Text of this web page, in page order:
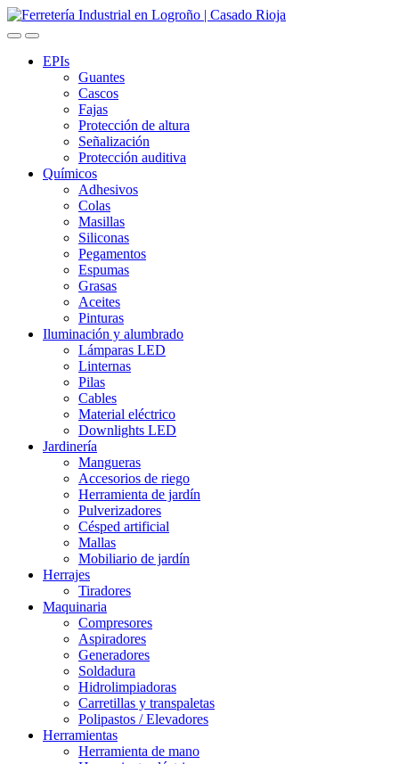
Skip
to
Skip
to
EPIs
Guantes
Cascos
Fajas
Protección de altura
Señalización
Protección auditiva
Químicos
Adhesivos
Colas
Masillas
Siliconas
Pegamentos
Espumas
Grasas
Aceites
Pinturas
Iluminación y alumbrado
Lámparas LED
Linternas
Pilas
Cables
Material eléctrico
Downlights LED
Jardinería
Mangueras
Accesorios de riego
Herramienta de jardín
Pulverizadores
Césped artificial
Mallas
Mobiliario de jardín
Herrajes
Tiradores
Maquinaria
Compresores
Aspiradores
Generadores
Soldadura
Hidrolimpiadoras
Carretillas y transpaletas
Polipastos / Elevadores
Herramientas
Herramienta de mano